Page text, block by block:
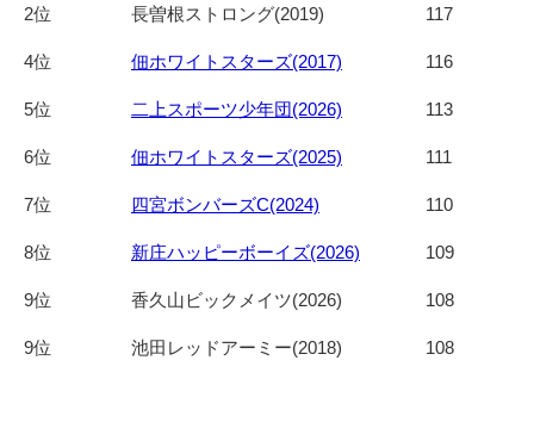
2位 長曽根ストロング(2019) 117
4位 佃ホワイトスターズ(2017) 116
5位 二上スポーツ少年団(2026) 113
6位 佃ホワイトスターズ(2025) 111
7位 四宮ボンバーズC(2024) 110
8位 新庄ハッピーボーイズ(2026) 109
9位 香久山ビックメイツ(2026) 108
9位 池田レッドアーミー(2018) 108